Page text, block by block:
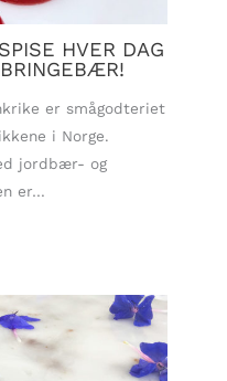
HVER DAG
er smågodteriet
i Norge.
jordbær- og
er…